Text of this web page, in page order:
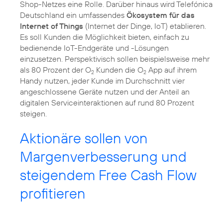
Shop-Netzes eine Rolle. Darüber hinaus wird Telefónica
Deutschland ein umfassendes Ökosystem für das
Internet of Things (Internet der Dinge, IoT) etablieren.
Es soll Kunden die Möglichkeit bieten, einfach zu
bedienende IoT-Endgeräte und -Lösungen
einzusetzen. Perspektivisch sollen beispielsweise mehr
als 80 Prozent der O2 Kunden die O2 App auf ihrem
Handy nutzen, jeder Kunde im Durchschnitt vier
angeschlossene Geräte nutzen und der Anteil an
digitalen Serviceinteraktionen auf rund 80 Prozent
steigen.
Aktionäre sollen von
Margenverbesserung und
steigendem Free Cash Flow
profitieren